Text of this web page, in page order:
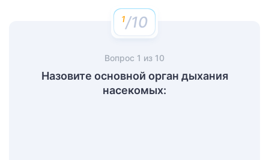
/10
Вопрос 1 из 10
Назовите основной орган дыхания
насекомых: